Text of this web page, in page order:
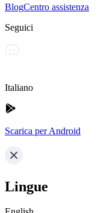
BlogCentro assistenza
Seguici
Italiano
Scarica per Android
Lingue